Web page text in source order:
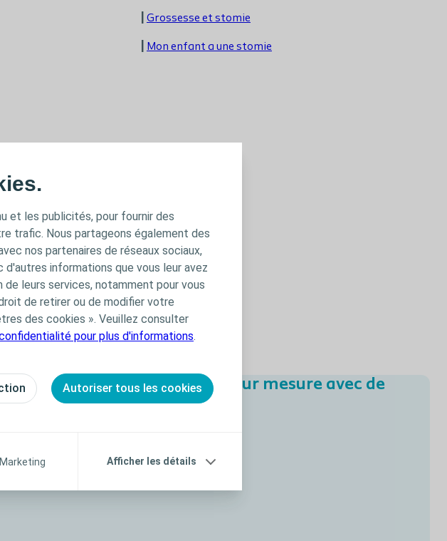
et les publicités, pour fournir des
trafic. Nous partageons également des
nos partenaires de réseaux sociaux,
informations que vous leur avez
leurs services, notamment pour vous
de retirer ou de modifier votre
des cookies ». Veuillez consulter
pour plus d'informations.
Autoriser tous les cookies
Marketing Afficher les détails
Grossesse et stomie
Mon enfant a une stomie
|L'histoire de Kelly
d'accompagnement sur mesure avec de